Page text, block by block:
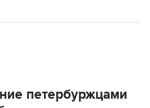
петербуржцами